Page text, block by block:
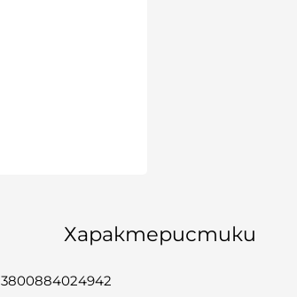
Характеристики
3800884024942